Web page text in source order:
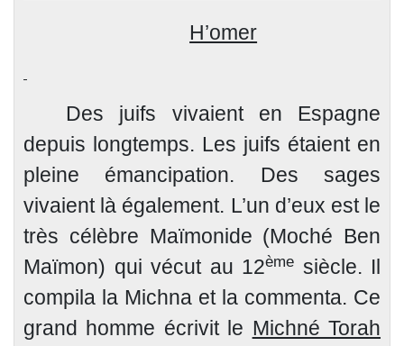
H’omer
Des juifs vivaient en Espagne
depuis longtemps. Les juifs étaient en
pleine émancipation. Des sages
vivaient là également. L’un d’eux est le
très célèbre Maïmonide (Moché Ben
Maïmon) qui vécut au 12ème siècle. Il
compila la Michna et la commenta. Ce
grand homme écrivit le Michné Torah